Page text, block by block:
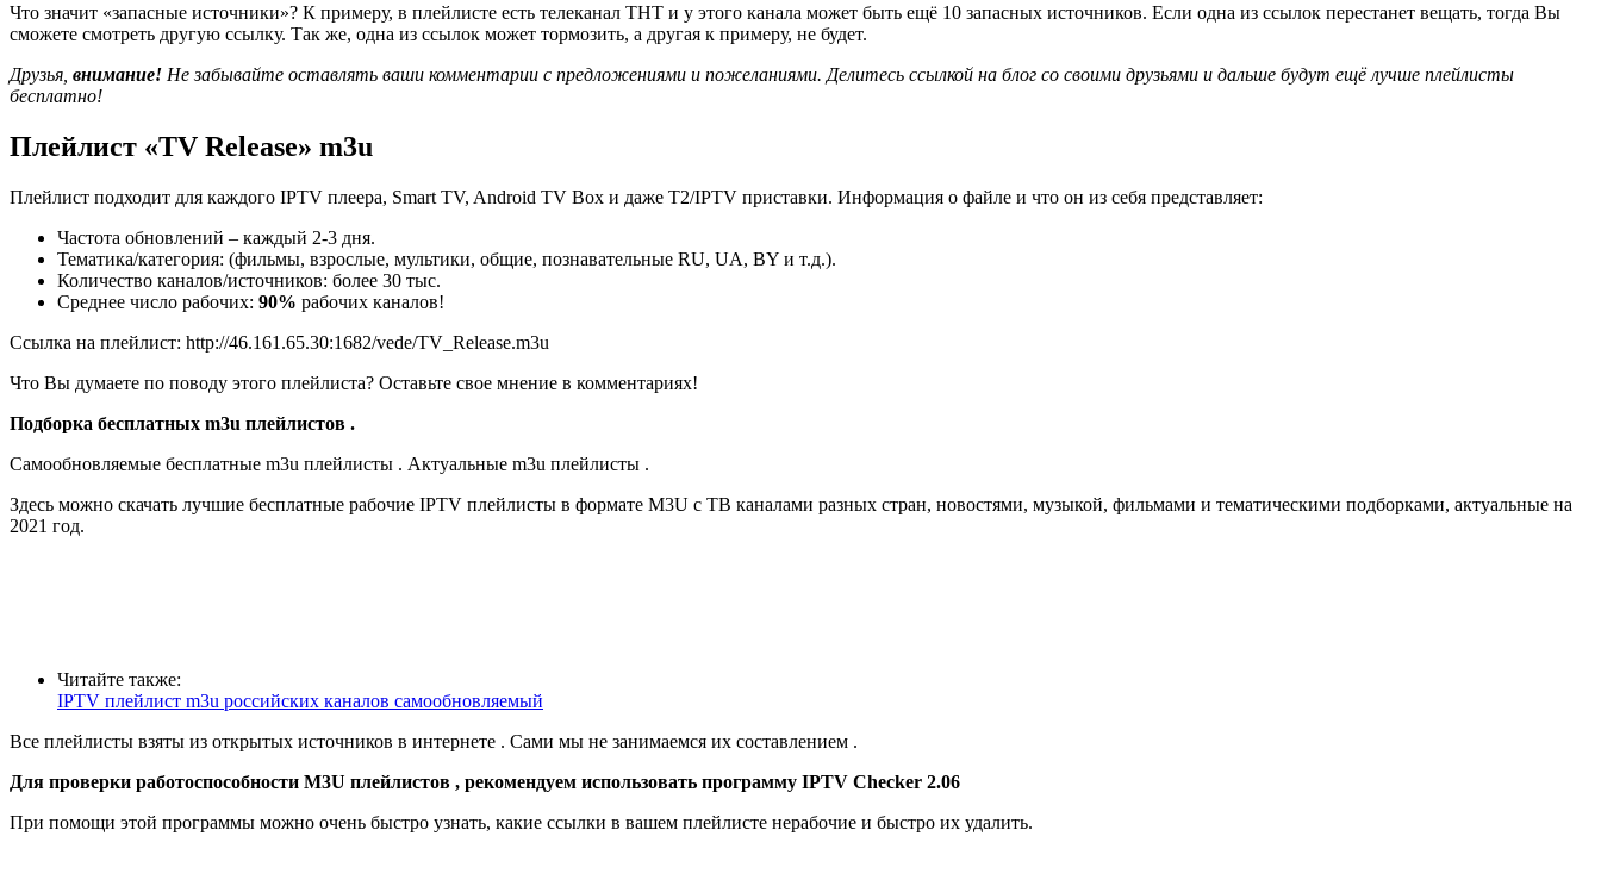
Что значит «запасные источники»? К примеру, в плейлисте есть телеканал ТНТ и у этого канала может быть ещё 10 запасных источников. Если одна из ссылок перестанет вещать, тогда Вы
сможете смотреть другую ссылку. Так же, одна из ссылок может тормозить, а другая к примеру, не будет.
Друзья, внимание! Не забывайте оставлять ваши комментарии с предложениями и пожеланиями. Делитесь ссылкой на блог со своими друзьями и дальше будут ещё лучше плейлисты
бесплатно!
Плейлист «TV Release» m3u
Плейлист подходит для каждого IPTV плеера, Smart TV, Android TV Box и даже Т2/IPTV приставки. Информация о файле и что он из себя представляет:
Частота обновлений – каждый 2-3 дня.
Тематика/категория: (фильмы, взрослые, мультики, общие, познавательные RU, UA, BY и т.д.).
Количество каналов/источников: более 30 тыс.
Среднее число рабочих: 90% рабочих каналов!
Ссылка на плейлист: http://46.161.65.30:1682/vede/TV_Release.m3u
Что Вы думаете по поводу этого плейлиста? Оставьте свое мнение в комментариях!
Подборка бесплатных m3u плейлистов .
Самообновляемые бесплатные m3u плейлисты . Актуальные m3u плейлисты .
Здесь можно скачать лучшие бесплатные рабочие IPTV плейлисты в формате M3U с ТВ каналами разных стран, новостями, музыкой, фильмами и тематическими подборками, актуальные на
2021 год.
Читайте также:
IPTV плейлист m3u российских каналов самообновляемый
Все плейлисты взяты из открытых источников в интернете . Сами мы не занимаемся их составлением .
Для проверки работоспособности M3U плейлистов , рекомендуем использовать программу IPTV Checker 2.06
При помощи этой программы можно очень быстро узнать, какие ссылки в вашем плейлисте нерабочие и быстро их удалить.